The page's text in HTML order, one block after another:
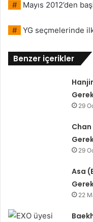
# Mayıs 2012’den
# YG seçmelerinde
Benzer içerikler
29
Chan
29
Asa
22